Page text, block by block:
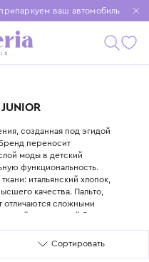
ваш автомобиль
от 15 000 ₽
были еще удобнее
созданная под эгидой
переносит
моды в детский
функциональность.
итальянский хлопок,
качества. Пальто,
отличаются сложными
символикой бренда
включают костюмы-
и трикотажные кардиганы.
моментов: семейных
Сортировать